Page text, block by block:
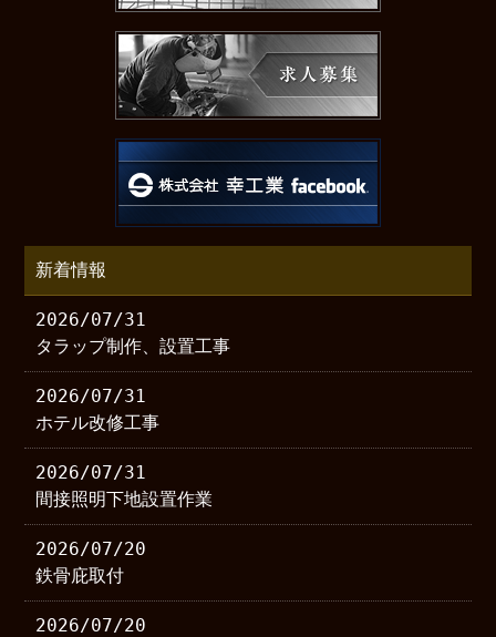
新着情報
2026/07/31
タラップ制作、設置工事
2026/07/31
ホテル改修工事
2026/07/31
間接照明下地設置作業
2026/07/20
鉄骨庇取付
2026/07/20